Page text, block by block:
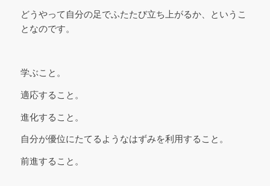
どうやって自分の足でふたたび立ち上がるか、というこ
となのです。
学ぶこと。
適応すること。
進化すること。
自分が優位にたてるようなはずみを利用すること。
前進すること。